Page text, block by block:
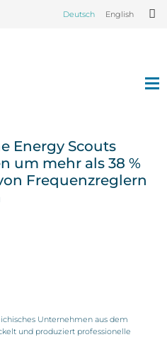
Deutsch English
Energy Scouts
um mehr als 38 %
Frequenzreglern
Unternehmen aus dem
und produziert professionelle